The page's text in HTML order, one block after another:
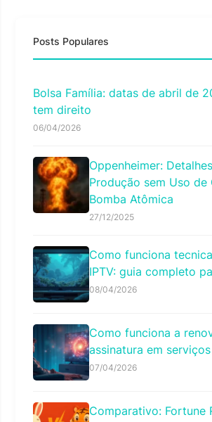
Posts Populares
Bolsa Família: datas de abril de
tem direito
06/04/2026
Oppenheimer:
Produção sem Uso de
Bomba Atômica
27/12/2025
Como funciona
IPTV: guia completo
08/04/2026
Como funciona a
assinatura em
07/04/2026
Comparativo: Fortune